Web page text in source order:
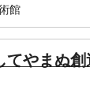
館
やまぬ